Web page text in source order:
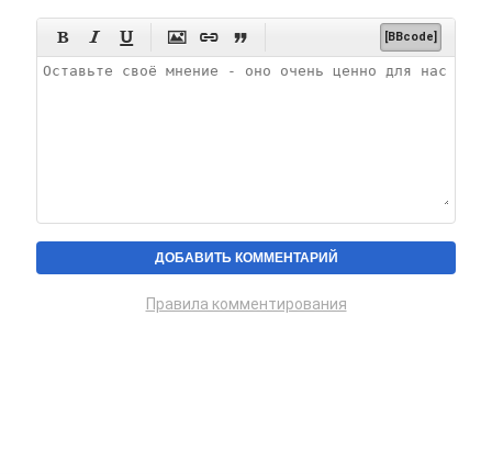
      [BBcode]
Правила комментирования